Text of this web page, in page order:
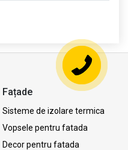
Fațade
Sisteme de izolare termica
Vopsele pentru fatada
Decor pentru fatada